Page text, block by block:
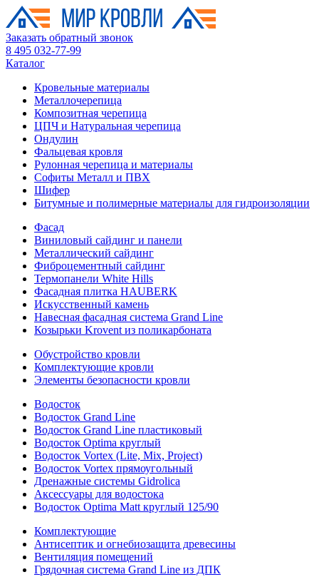
Заказать обратный звонок
8 495 032-77-99
Каталог
Кровельные материалы
Металлочерепица
Композитная черепица
ЦПЧ и Натуральная черепица
Ондулин
Фальцевая кровля
Рулонная черепица и материалы
Софиты Металл и ПВХ
Шифер
Битумные и полимерные материалы для гидроизоляции
Фасад
Виниловый сайдинг и панели
Металлический сайдинг
Фиброцементный сайдинг
Термопанели White Hills
Фасадная плитка HAUBERK
Искусственный камень
Навесная фасадная система Grand Line
Козырьки Krovent из поликарбоната
Обустройство кровли
Комплектующие кровли
Элементы безопасности кровли
Водосток
Водосток Grand Line
Водосток Grand Line пластиковый
Водосток Optima круглый
Водосток Vortex (Lite, Mix, Project)
Водосток Vortex прямоугольный
Дренажные системы Gidrolica
Аксессуары для водостока
Водосток Optima Matt круглый 125/90
Комплектующие
Антисептик и огнебиозащита древесины
Вентиляция помещений
Грядочная система Grand Line из ДПК